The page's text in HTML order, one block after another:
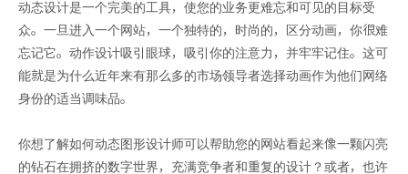
动态设计是一个完美的工具，使您的业务更难忘和可见的目标受
众。一旦进入一个网站，一个独特的，时尚的，区分动画，你很难
忘记它。动作设计吸引眼球，吸引你的注意力，并牢牢记住。这可
能就是为什么近年来有那么多的市场领导者选择动画作为他们网络
身份的适当调味品。
你想了解如何动态图形设计师可以帮助您的网站看起来像一颗闪亮
的钻石在拥挤的数字世界，充满竞争者和重复的设计？或者，也许